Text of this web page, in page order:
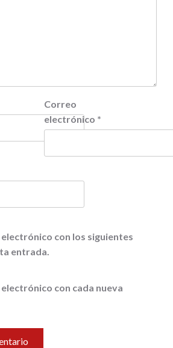
Correo
electrónico *
con los siguientes
entrada.
con cada nueva